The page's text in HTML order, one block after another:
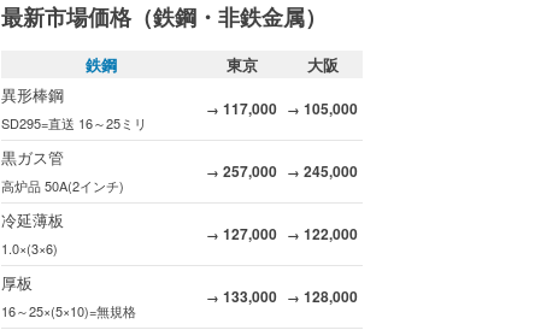
最新市場価格（鉄鋼・非鉄金属）
鉄鋼 東京
大阪
異形棒鋼
SD295=直送 16～25ミリ
→ 117,000 → 105,000
黒ガス管
高炉品 50A(2インチ)
→ 257,000 → 245,000
冷延薄板
1.0×(3×6)
→ 127,000 → 122,000
厚板
16～25×(5×10)=無規格
→ 133,000 → 128,000